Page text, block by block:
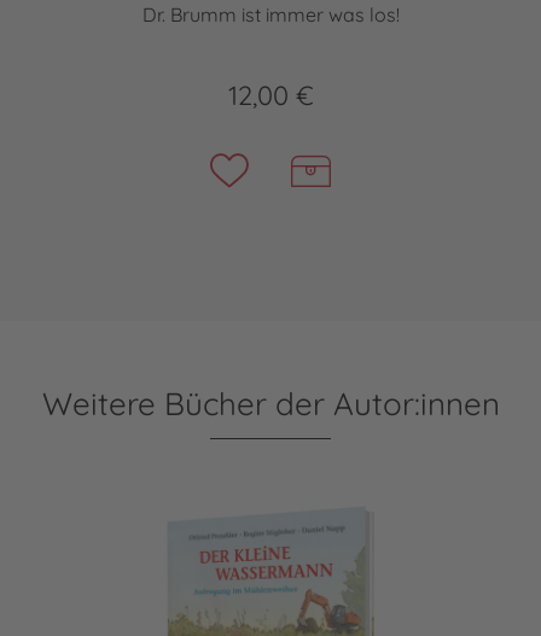
Dr. Brumm ist immer was los!
12,00 €
Weitere Bücher der Autor:innen